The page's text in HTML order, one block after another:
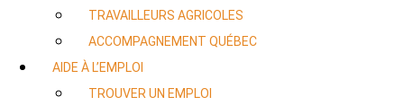
TRAVAILLEURS AGRICOLES
ACCOMPAGNEMENT QUÉBEC
AIDE À L’EMPLOI
TROUVER UN EMPLOI